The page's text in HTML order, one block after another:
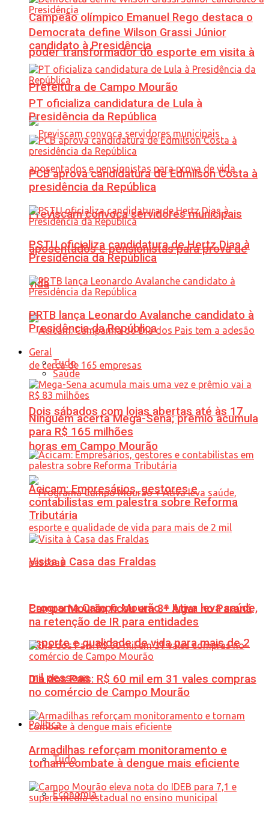
Campeão olímpico Emanuel Rego destaca o
poder transformador do esporte em visita à
Prefeitura de Campo Mourão
Previscam convoca servidores municipais
aposentados e pensionistas para prova de
vida
Dois sábados com lojas abertas até às 17
horas em Campo Mourão
Programa Campo Mourão + Ativa leva saúde,
esporte e qualidade de vida para mais de 2
mil pessoas
Política
Tudo
Economia
Democrata define Wilson Grassi Júnior
candidato à Presidência
PT oficializa candidatura de Lula à
Presidência da República
PCB aprova candidatura de Edmilson Costa à
presidência da República
PSTU oficializa candidatura de Hertz Dias à
Presidência da República
PRTB lança Leonardo Avalanche candidato à
Presidência da República
Geral
Tudo
Saúde
Ninguém acerta Mega-Sena; prêmio acumula
para R$ 165 milhões
Acicam: Empresários, gestores e
contabilistas em palestra sobre Reforma
Tributária
Visita à Casa das Fraldas
Campo Mourão ficou em 3º lugar no Paraná
na retenção de IR para entidades
Dia dos Pais: R$ 60 mil em 31 vales compras
no comércio de Campo Mourão
Armadilhas reforçam monitoramento e
tornam combate à dengue mais eficiente